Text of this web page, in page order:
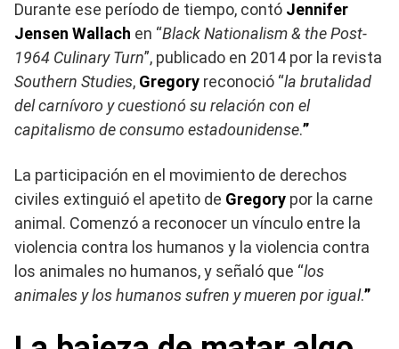
Durante ese período de tiempo, contó Jennifer
Jensen Wallach en “Black Nationalism & the Post-
1964 Culinary Turn”, publicado en 2014 por la revista
Southern Studies, Gregory reconoció “la brutalidad
del carnívoro y cuestionó su relación con el
capitalismo de consumo estadounidense.”
La participación en el movimiento de derechos
civiles extinguió el apetito de Gregory por la carne
animal. Comenzó a reconocer un vínculo entre la
violencia contra los humanos y la violencia contra
los animales no humanos, y señaló que “los
animales y los humanos sufren y mueren por igual.”